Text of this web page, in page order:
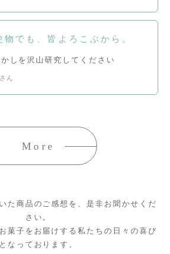
物でも、皆よろこぶから。
しを沢山研究してください
ん
た商品のご感想を、是非お聞かせくだ
さい。
菓子をお届けする私たちの日々の喜び
となっております。